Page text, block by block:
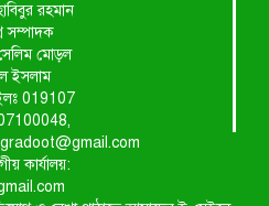
রহমান
সম্পাদক
মোড়ল
019107
কার্যালয়: